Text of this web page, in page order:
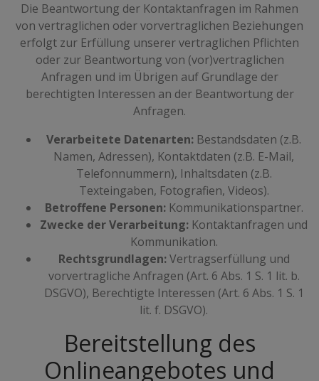
Die Beantwortung der Kontaktanfragen im Rahmen
von vertraglichen oder vorvertraglichen Beziehungen
erfolgt zur Erfüllung unserer vertraglichen Pflichten
oder zur Beantwortung von (vor)vertraglichen
Anfragen und im Übrigen auf Grundlage der
berechtigten Interessen an der Beantwortung der
Anfragen.
Verarbeitete Datenarten: Bestandsdaten (z.B.
Namen, Adressen), Kontaktdaten (z.B. E-Mail,
Telefonnummern), Inhaltsdaten (z.B.
Texteingaben, Fotografien, Videos).
Betroffene Personen:Kommunikationspartner.
Zwecke der Verarbeitung: Kontaktanfragen und
Kommunikation.
Rechtsgrundlagen:Vertragserfüllung und
vorvertragliche Anfragen (Art. 6 Abs. 1 S. 1 lit. b.
DSGVO), Berechtigte Interessen (Art. 6 Abs. 1 S. 1
lit. f. DSGVO).
Bereitstellung des
Onlineangebotes und